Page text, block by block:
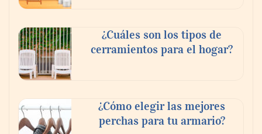
¿Cuáles son los tipos de
cerramientos para el hogar?
¿Cómo elegir las mejores
perchas para tu armario?